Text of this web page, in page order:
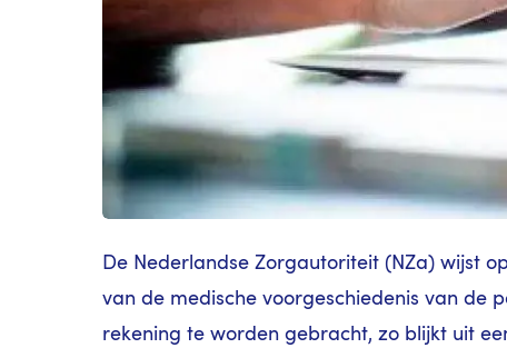
De Nederlandse Zorgautoriteit (NZa) wijst
van de medische voorgeschiedenis van de
rekening te worden gebracht, zo blijkt uit